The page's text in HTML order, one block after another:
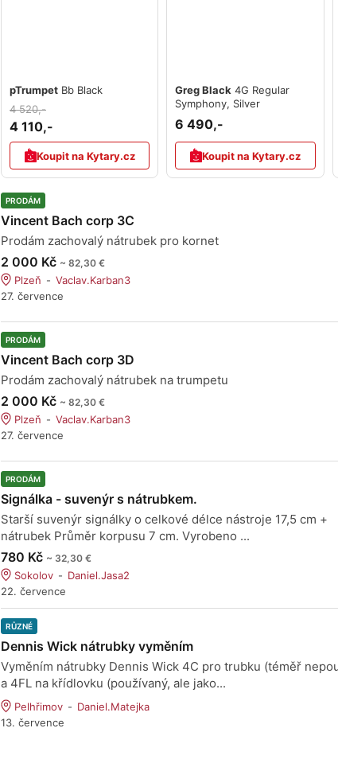
pTrumpet Bb Black
4 520,-
4 110,-
Koupit na Kytary.cz
Greg Black 4G Regular
Symphony, Silver
6 490,-
Koupit na Kytary.cz
PRODÁM
Vincent Bach corp 3C
Prodám zachovalý nátrubek pro kornet
2 000 Kč ~ 82,30 €
Plzeň
Vaclav.Karban3
27. července
PRODÁM
Vincent Bach corp 3D
Prodám zachovalý nátrubek na trumpetu
2 000 Kč ~ 82,30 €
Plzeň
Vaclav.Karban3
27. července
PRODÁM
Signálka - suvenýr s nátrubkem.
Starší suvenýr signálky o celkové délce nástroje 17,5 cm +
nátrubek Průměr korpusu 7 cm. Vyrobeno ...
780 Kč ~ 32,30 €
Sokolov
Daniel.Jasa2
22. července
RŮZNÉ
Dennis Wick nátrubky vyměním
Vyměním nátrubky Dennis Wick 4C pro trubku (téměř
a 4FL na křídlovku (používaný, ale jako...
Pelhřimov
Daniel.Matejka
13. července